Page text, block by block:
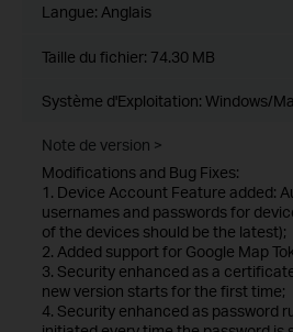
Langue: Anglais
Taille du fichier: 74.30 MB
Système d'Exploitation: Windows/
Note de version >
Modifications and Bug Fixes:
1. Device Account Feature added:
usernames and passwords for
of the devices should be the latest);
2. Added support for Google Map
3. Security enhanced as a
new version starts for the first time;
4. Security enhanced as password